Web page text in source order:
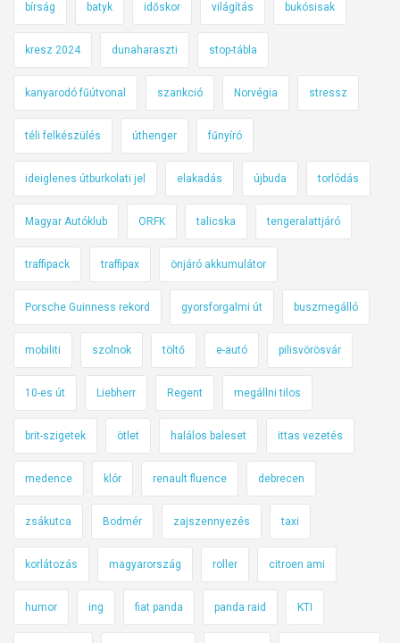
bírság batyk időskor világítás bukósisak
kresz 2024 dunaharaszti stop-tábla
kanyarodó fűútvonal szankció Norvégia stressz
téli felkészülés úthenger fűnyíró
ideiglenes útburkolati jel elakadás újbuda torlódás
Magyar Autóklub ORFK talicska tengeralattjáró
traffipack traffipax önjáró akkumulátor
Porsche Guinness rekord gyorsforgalmi út buszmegálló
mobiliti szolnok töltő e-autó pilisvörösvár
10-es út Liebherr Regent megállni tilos
brit-szigetek ötlet halálos baleset ittas vezetés
medence klór renault fluence debrecen
zsákutca Bodmér zajszennyezés taxi
korlátozás magyarország roller citroen ami
humor ing fiat panda panda raid KTI